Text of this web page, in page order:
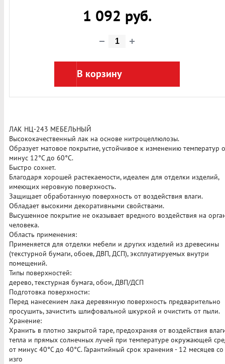
1 092 руб.
В корзину
ЛАК НЦ-243 МЕБЕЛЬНЫЙ
Высококачественный лак на основе нитроцеллюлозы.
Образует матовое покрытие, устойчивое к изменению температур
минус 12°С до 60°С.
Быстро сохнет.
Благодаря хорошей растекаемости, идеален для отделки изделий,
имеющих неровную поверхность.
Защищает обработанную поверхность от воздействия влаги.
Обладает высокими декоративными свойствами.
Высушенное покрытие не оказывает вредного воздействия на
человека.
Область применения:
Применяется для отделки мебели и других изделий из древесины
(текстурной бумаги, обоев, ДВП, ДСП), эксплуатируемых внутри
помещений.
Типы поверхностей:
дерево, текстурная бумага, обои, ДВП/ДСП
Подготовка поверхности:
Перед нанесением лака деревянную поверхность предварительно
просушить, зачистить шлифовальной шкуркой и очистить от пыли.
Хранение:
Хранить в плотно закрытой таре, предохраняя от воздействия
тепла и прямых солнечных лучей при температуре окружающей
от минус 40°С до 40°С. Гарантийный срок хранения - 12 месяцев
изго